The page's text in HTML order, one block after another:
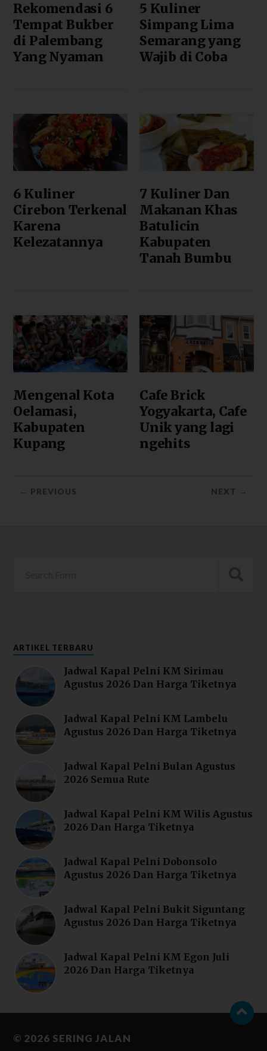
Rekomendasi 6
Tempat Bukber
di Palembang
Yang Nyaman
5 Kuliner
Simpang Lima
Semarang yang
Wajib di Coba
6 Kuliner
Cirebon Terkenal
Karena
Kelezatannya
7 Kuliner Dan
Makanan Khas
Batulicin
Kabupaten
Tanah Bumbu
Mengenal Kota
Oelamasi,
Kabupaten
Kupang
Cafe Brick
Yogyakarta, Cafe
Unik yang lagi
ngehits
← PREVIOUS NEXT →
ARTIKEL TERBARU
Jadwal Kapal Pelni KM Sirimau
Agustus 2026 Dan Harga Tiketnya
Jadwal Kapal Pelni KM Lambelu
Agustus 2026 Dan Harga Tiketnya
Jadwal Kapal Pelni Bulan Agustus
2026 Semua Rute
Jadwal Kapal Pelni KM Wilis Agustus
2026 Dan Harga Tiketnya
Jadwal Kapal Pelni Dobonsolo
Agustus 2026 Dan Harga Tiketnya
Jadwal Kapal Pelni Bukit Siguntang
Agustus 2026 Dan Harga Tiketnya
Jadwal Kapal Pelni KM Egon Juli
2026 Dan Harga Tiketnya
© 2026 SERING JALAN